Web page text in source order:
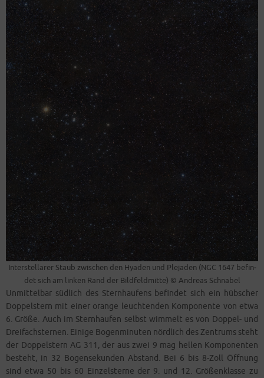
Inter­stel­la­rer Staub zwi­schen den Hya­den und Ple­ja­den (NGC 1647 befin­
det sich am lin­ken Rand der Bild­feld­mit­te) © Andre­as Schnabel
Unmit­tel­bar süd­lich des Stern­hau­fens befin­det sich ein hüb­scher
Dop­pel­stern mit einer oran­ge leuch­ten­den Kom­po­nen­te von etwa
6. Grö­ße. Auch im Stern­hau­fen selbst wim­melt es von Dop­pel- und
Drei­fach­ster­nen. Eini­ge Bogen­mi­nu­ten nörd­lich des Zen­trums steht
der Dop­pel­stern AG 311, der aus zwei 9 mag hel­len Kom­po­nen­ten
besteht, in 32 Bogen­se­kun­den Abstand. Bei 6 bis 8‑Zoll Öff­nung
sind etwa 50 bis 60 Ein­zel­ster­ne der 9. und 12. Grö­ßen­klas­se zu